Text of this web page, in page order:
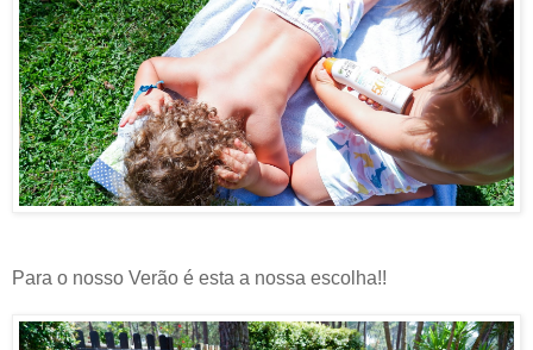
Para o nosso Verão é esta a nossa escolha!!